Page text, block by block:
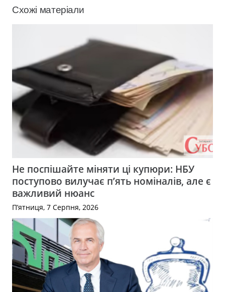
Схожі матеріали
Не поспішайте міняти ці купюри: НБУ
поступово вилучає п’ять номіналів, але є
важливий нюанс
П’ятниця, 7 Серпня, 2026